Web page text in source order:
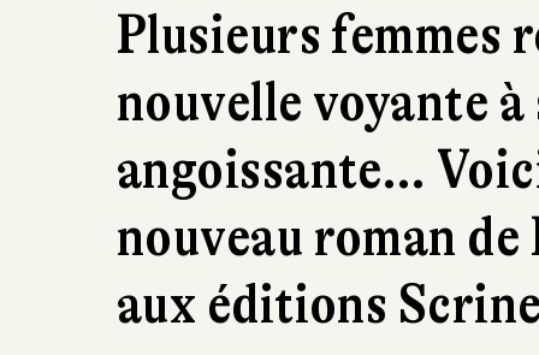
Plusieurs femmes
nouvelle voyante
angoissante…
nouveau roman
aux éditions